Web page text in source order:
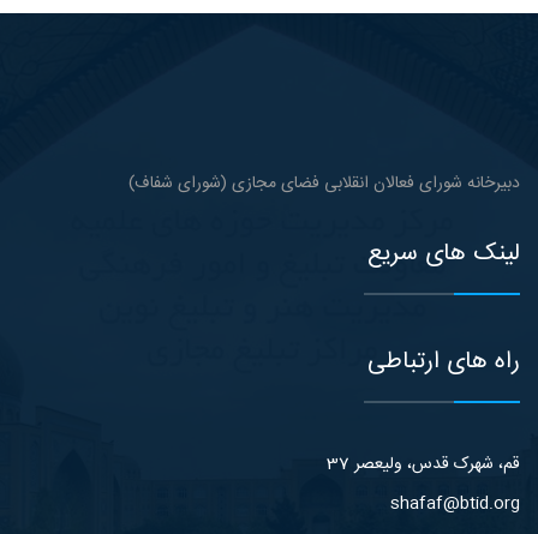
دبیرخانه شورای فعالان انقلابی فضای مجازی (شورای شفاف)
لینک های سریع
راه های ارتباطی
قم، شهرک قدس، ولیعصر 37
shafaf@btid.org